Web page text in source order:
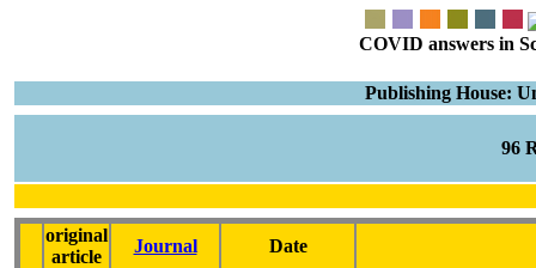
COVID answers in
Publishing House:
96
original
article
Journal
Date